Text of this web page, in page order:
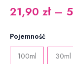
21,90 zł –
Pojemność
100ml 30ml